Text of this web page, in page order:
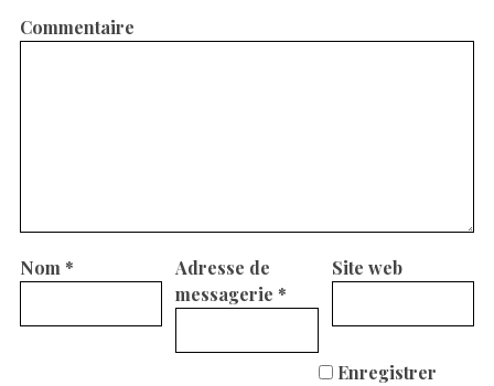
Commentaire
Nom *
Adresse de
messagerie *
Site web
Enregistrer